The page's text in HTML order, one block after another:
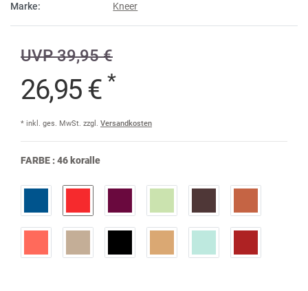
Marke:
Kneer
UVP 39,95 €
26,95 € *
* inkl. ges. MwSt. zzgl. Versandkosten
FARBE :46 koralle